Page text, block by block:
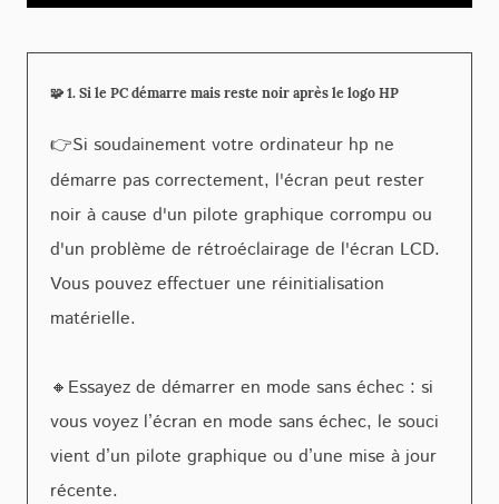
🧩 1. Si le PC démarre mais reste noir après le logo HP
👉Si soudainement votre ordinateur hp ne
démarre pas correctement, l'écran peut rester
noir à cause d'un pilote graphique corrompu ou
d'un problème de rétroéclairage de l'écran LCD.
Vous pouvez effectuer une réinitialisation
matérielle.
🔸Essayez de démarrer en mode sans échec : si
vous voyez l’écran en mode sans échec, le souci
vient d’un pilote graphique ou d’une mise à jour
récente.